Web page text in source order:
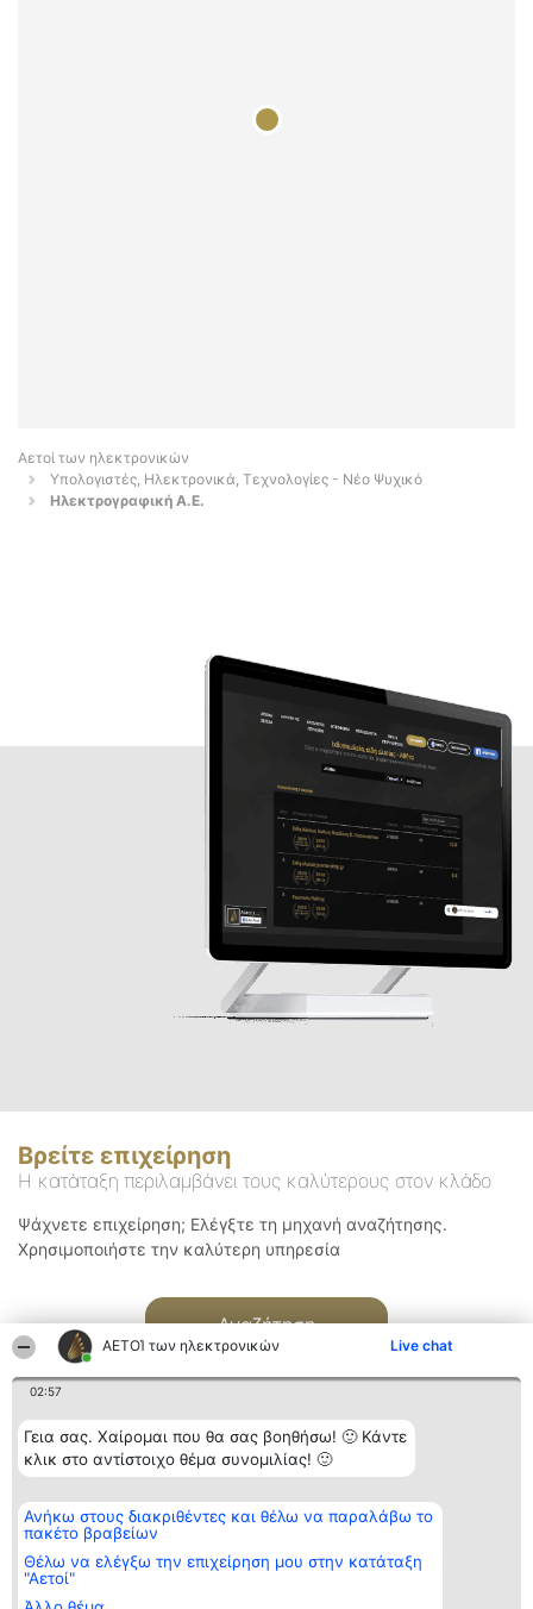
ΑΕΤΟΊ των ηλεκτρονικών Live chat
02:57
Γεια σας. Χαίρομαι που θα σας βοηθήσω! 🙂 Κάντε
κλικ στο αντίστοιχο θέμα συνομιλίας! 🙂
Ανήκω στους διακριθέντες και θέλω να παραλάβω το
πακέτο βραβείων
Θέλω να ελέγξω την επιχείρηση μου στην κατάταξη
"Αετοί"
Αετοί των ηλεκτρονικών
Υπολογιστές, Ηλεκτρονικά, Τεχνολογίες - Νέο Ψυχικό
Ηλεκτρογραφική Α.Ε.
Βρείτε επιχείρηση
Η κατάταξη περιλαμβάνει τους καλύτερους στον κλάδο
Ψάχνετε επιχείρηση; Ελέγξτε τη μηχανή αναζήτησης.
Χρησιμοποιήστε την καλύτερη υπηρεσία
Αναζήτηση
Διοργανωτής της
κατάταξης
BEAUTIFUL COMPANY
ΤΗΛ. ΕΠΙΚΟΙΝΩΝΙΑΣ:
2104128019
email:
Κατάταξη
Διακριθέντες
των
διακριθέντων
Επικοινωνία
Επικοινωνία